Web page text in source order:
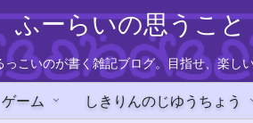
ふーらいの思うこと
こいのが書く雑記ブログ。目指せ、楽し
ゲーム しきりんのじゆうちょう